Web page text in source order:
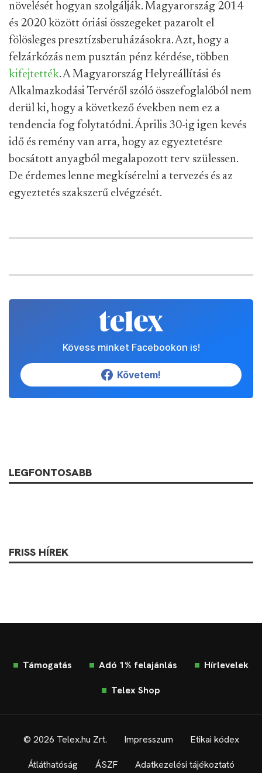
növelését hogyan szolgálják. Magyarország 2014
és 2020 között óriási összegeket pazarolt el
fölösleges presztízsberuházásokra. Azt, hogy a
felzárkózás nem pusztán pénz kérdése, többen
kifejtették. A Magyarország Helyreállítási és
Alkalmazkodási Tervéről szóló összefoglalóból nem
derül ki, hogy a következő években nem ez a
tendencia fog folytatódni. Április 30-ig igen kevés
idő és remény van arra, hogy az egyeztetésre
bocsátott anyagból megalapozott terv szülessen.
De érdemes lenne megkísérelni a tervezés és az
egyeztetés szakszerű elvégzését.
Kövess minket Facebookon is!
Követem!
LEGFONTOSABB
FRISS HÍREK
Támogatás Adó 1% felajánlás Hírlevelek
Telex Shop
© 2026 Telex.hu Zrt. Impresszum Etikai kódex
Átláthatóság ÁSZF Adatkezelési tájékoztató